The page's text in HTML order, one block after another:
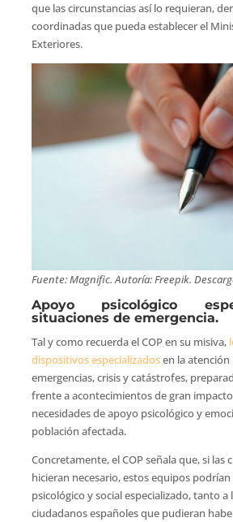
que las circunstancias así lo requieran,
coordinadas que pueda establecer el
Exteriores.
Fuente: Magnific. Autoría: Freepik.
Apoyo psicológico
situaciones de emergencia.
Tal y como recuerda el COP en su misiva,
dispositivos especializadosen la atención
emergencias, crisis y catástrofes,
frente a acontecimientos de gran
necesidades de apoyo psicológico y
población afectada.
Concretamente, el COP señala que, si las
hicieran necesario, estos equipos
psicológico y social especializado, tanto a
ciudadanos españoles que pudieran